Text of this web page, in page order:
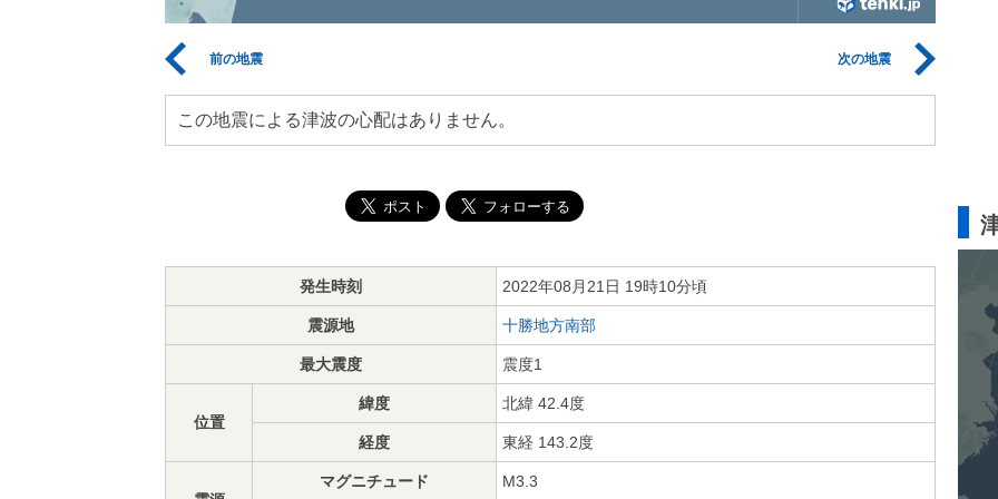
前の地震 次の地震
この地震による津波の心配はありません。
発生時刻 2022年08月21日 19時10分頃
震源地 十勝地方南部
最大震度 震度1
位置
緯度 北緯 42.4度
経度 東経 143.2度
マグニチュード M3.3